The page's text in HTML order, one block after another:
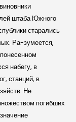
штаба Южного
старались
Ра-зумеется,
набегу, в
станций, в
Не
погибших